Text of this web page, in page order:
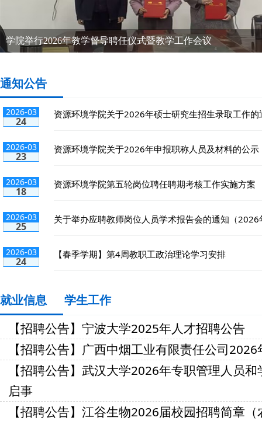
学院举行2026年教学督导聘任仪式暨教学工作会议
通知公告
2026-03
24
资源环境学院关于2026年硕士研究生招生录取工作的
2026-03
23
资源环境学院关于2026年申报职称人员及材料的公示
2026-03
18
资源环境学院第五轮岗位聘任聘期考核工作实施方案
2026-03
25
关于举办应聘教师岗位人员学术报告会的通知（
2026-03
24
【春季学期】第4周教职工政治理论学习安排
就业信息 学生工作
【招聘公告】宁波大学2025年人才招聘公告
【招聘公告】广西中烟工业有限责任公司
【招聘公告】武汉大学2026年专职管理人员
启事
【招聘公告】江谷生物2026届校园招聘简章（